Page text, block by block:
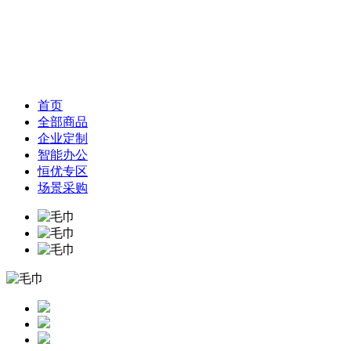
首页
全部商品
企业定制
智能办公
恒优专区
场景采购